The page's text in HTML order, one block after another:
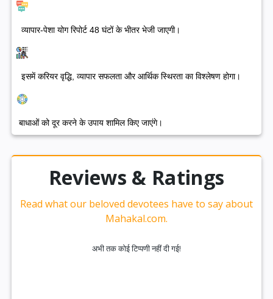
व्यापार-पेशा योग रिपोर्ट 48 घंटों के भीतर भेजी जाएगी।
इसमें करियर वृद्धि, व्यापार सफलता और आर्थिक स्थिरता का विश्लेषण होगा।
बाधाओं को दूर करने के उपाय शामिल किए जाएंगे।
Reviews & Ratings
Read what our beloved devotees have to say about
Mahakal.com.
अभी तक कोई टिप्पणी नहीं दी गई!